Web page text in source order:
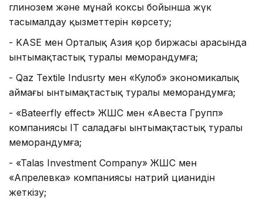
глинозем және мұнай коксы бойынша жүк
тасымалдау қызметтерін көрсету;
- KASE мен Орталық Азия қор биржасы арасында
ынтымақтастық туралы меморандумға;
- Qaz Textile Indusrty мен «Кулоб» экономикалық
аймағы ынтымақтастық туралы меморандумға;
- «Batееrfly effect» ЖШС мен «Авеста Групп»
компаниясы IT саладағы ынтымақтастық туралы
меморандумға;
- «Talas Investment Company» ЖШС мен
«Апрелевка» компаниясы натрий цианидін
жеткізу;